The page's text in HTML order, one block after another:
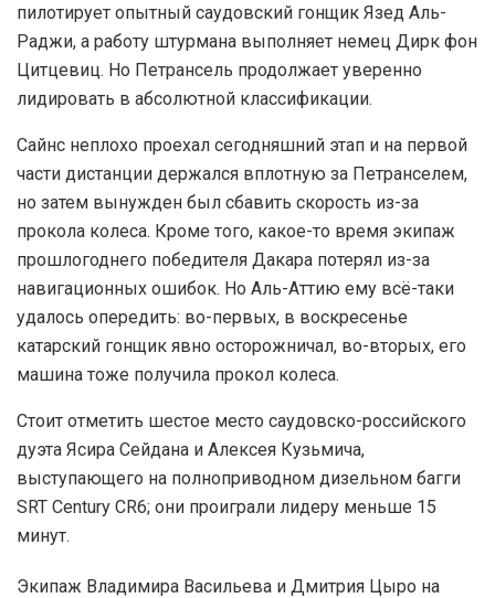
пилотирует опытный саудовский гонщик Язед Аль-
Раджи, а работу штурмана выполняет немец Дирк фон
Цитцевиц. Но Петрансель продолжает уверенно
лидировать в абсолютной классификации.
Сайнс неплохо проехал сегодняшний этап и на первой
части дистанции держался вплотную за Петранселем,
но затем вынужден был сбавить скорость из-за
прокола колеса. Кроме того, какое-то время экипаж
прошлогоднего победителя Дакара потерял из-за
навигационных ошибок. Но Аль-Аттию ему всё-таки
удалось опередить: во-первых, в воскресенье
катарский гонщик явно осторожничал, во-вторых, его
машина тоже получила прокол колеса.
Стоит отметить шестое место саудовско-российского
дуэта Ясира Сейдана и Алексея Кузьмича,
выступающего на полноприводном дизельном багги
SRT Century CR6; они проиграли лидеру меньше 15
минут.
Экипаж Владимира Васильева и Дмитрия Цыро на